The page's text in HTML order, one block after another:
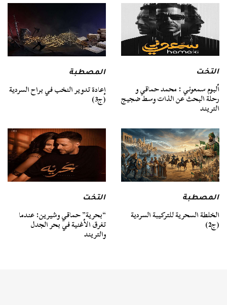
التخت
ألبوم سمعوني : محمد حماقي و
رحلة البحث عن الذات وسط ضجيج
التريند
المصطبة
إعادة تدوير النخب في براح السردية
(ج3)
المصطبة
الخلطة السحرية للتركيبة السردية
(ج2)
التخت
“بحرية” حماقي وشيرين: عندما
تغرق الأغنية في بحر الجدل
والتريند